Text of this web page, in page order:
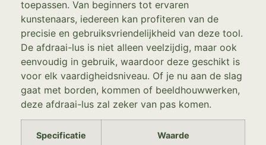
toepassen. Van beginners tot ervaren
kunstenaars, iedereen kan profiteren van de
precisie en gebruiksvriendelijkheid van deze tool.
De afdraai-lus is niet alleen veelzijdig, maar ook
eenvoudig in gebruik, waardoor deze geschikt is
voor elk vaardigheidsniveau. Of je nu aan de slag
gaat met borden, kommen of beeldhouwwerken,
deze afdraai-lus zal zeker van pas komen.
Specificatie Waarde